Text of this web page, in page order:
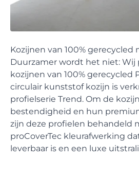
Kozijnen van 100% gerecycled
Duurzamer wordt het niet: Wij
kozijnen van 100% gerecycled
circulair kunststof kozijn is
profielserie Trend. Om de
bestendigheid en hun
zijn deze profielen behandeld
proCoverTec kleurafwerking
leverbaar is en een luxe